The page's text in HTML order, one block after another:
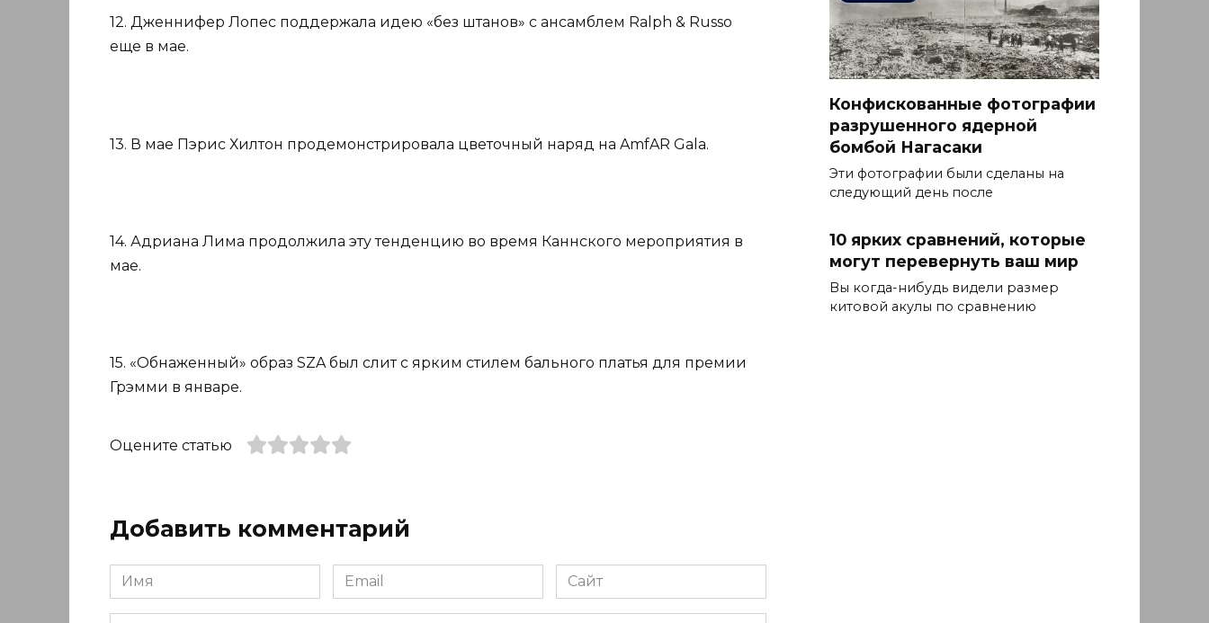
12. Дженнифер Лопес поддержала идею «без штанов» с ансамблем Ralph & Russo
еще в мае.
13. В мае Пэрис Хилтон продемонстрировала цветочный наряд на AmfAR Gala.
14. Адриана Лима продолжила эту тенденцию во время Каннского мероприятия в
мае.
15. «Обнаженный» образ SZA был слит с ярким стилем бального платья для премии
Грэмми в январе.
Оцените статью
Добавить комментарий
Имя
*
Email
*
Сайт
Конфискованные фотографии
разрушенного ядерной
бомбой Нагасаки
Эти фотографии были сделаны на
следующий день после
10 ярких сравнений, которые
могут перевернуть ваш мир
Вы когда-нибудь видели размер
китовой акулы по сравнению